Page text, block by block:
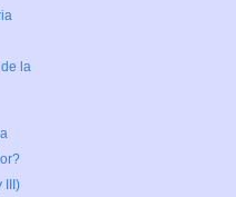
la
III)